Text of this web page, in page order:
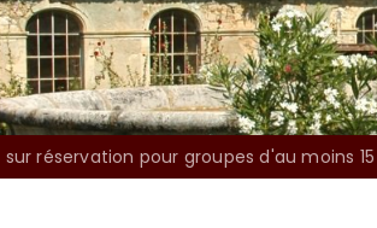
sur réservation pour groupes d'au moins